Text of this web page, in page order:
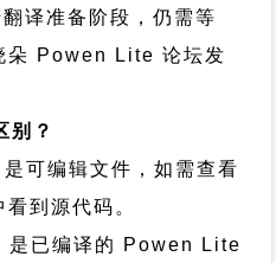
译准备阶段，仍需等
朵 Powen Lite 论坛发
别？
可编辑文件，如需查看
到源代码。
已编译的 Powen Lite